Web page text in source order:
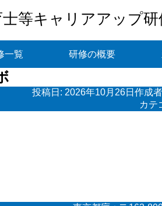
等キャリアアップ研
一覧 研修の概要
投稿日: 2026年10月26日 作成
カテ